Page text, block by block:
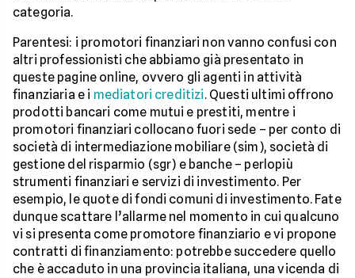
categoria.
Parentesi: i promotori finanziari non vanno confusi con
altri professionisti che abbiamo già presentato in
queste pagine online, ovvero gli agenti in attività
finanziaria e i mediatori creditizi. Questi ultimi offrono
prodotti bancari come mutui e prestiti, mentre i
promotori finanziari collocano fuori sede – per conto di
società di intermediazione mobiliare (sim), società di
gestione del risparmio (sgr) e banche – perlopiù
strumenti finanziari e servizi di investimento. Per
esempio, le quote di fondi comuni di investimento. Fate
dunque scattare l’allarme nel momento in cui qualcuno
vi si presenta come promotore finanziario e vi propone
contratti di finanziamento: potrebbe succedere quello
che è accaduto in una provincia italiana, una vicenda di